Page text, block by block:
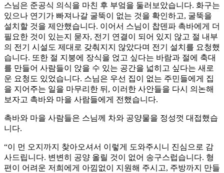
스님은 준공식 의식을 마친 후 부엌을 둘러보았습니다. 화구는
있으나 연기가 빠져나갈 굴뚝이 없는 것을 확인하고, 굴뚝을
설치할 것을 제안했습니다. 이어서 스님이 찹덴파 촉바에게 더
필요한 것이 있는지 묻자, 전기 연결이 되어 있지 않고 절 내부
의 전기 시설도 제대로 갖춰지지 않았다며 전기 설치를 요청했
습니다. 또한 절 지붕에 장식을 얹고 싶다는 바람과 절에 축대
를 만들어 사람들이 앉을 수 있는 공간을 넓히고 싶다는 새로
운 요청도 있었습니다. 스님은 우선 집이 없는 주민들에게 집
을 지어주는 일을 마무리한 뒤, 이러한 사안들을 다시 의논해
보자고 촉바와 마을 사람들에게 전했습니다.
촉바와 마을 사람들은 스님께 차와 공양물을 정성껏 대접했습
니다.
“이 먼 오지까지 찾아오셔서 이렇게 도와주시니 진심으로 감
사드립니다. 변변히 공양 올릴 것이 없어 송구스럽습니다. 형
편이 어려운 저희에게 아낌없이 지원해 주시고, 주방까지 만들